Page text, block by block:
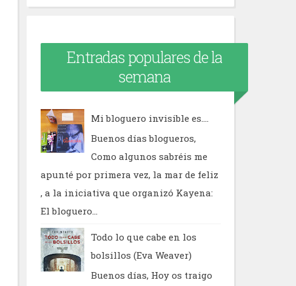
Entradas populares de la
semana
Mi bloguero invisible es....
Buenos días blogueros,
Como algunos sabréis me
apunté por primera vez, la mar de feliz
, a la iniciativa que organizó Kayena:
El bloguero...
Todo lo que cabe en los
bolsillos (Eva Weaver)
Buenos días, Hoy os traigo